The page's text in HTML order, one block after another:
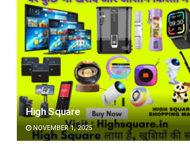
High Square
NOVEMBER 1, 2025